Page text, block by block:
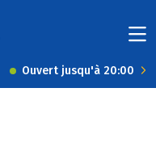
Ouvert jusqu'à 20:00